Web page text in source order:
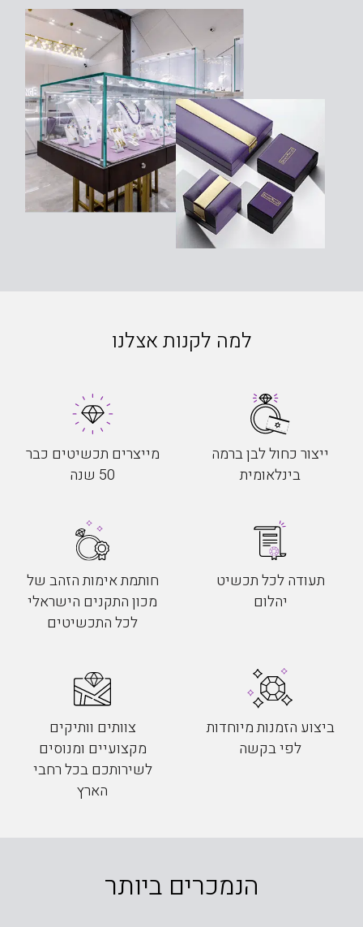
למה לקנות אצלנו
ייצור כחול לבן ברמה
בינלאומית
מייצרים תכשיטים כבר
50 שנה
תעודה לכל תכשיט
יהלום
חותמת אימות הזהב של
מכון התקנים הישראלי
לכל התכשיטים
ביצוע הזמנות מיוחדות
לפי בקשה
צוותים וותיקים
מקצועיים ומנוסים
לשירותכם בכל רחבי
הארץ
הנמכרים ביותר